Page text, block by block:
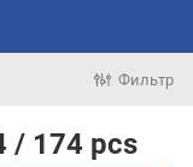
Фильтр
/ 174 pcs